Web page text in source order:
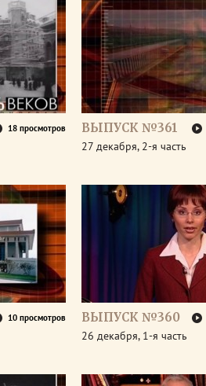
18 просмотров ВЫПУСК №361
27 декабря, 2-я часть
10 просмотров ВЫПУСК №360
26 декабря, 1-я часть